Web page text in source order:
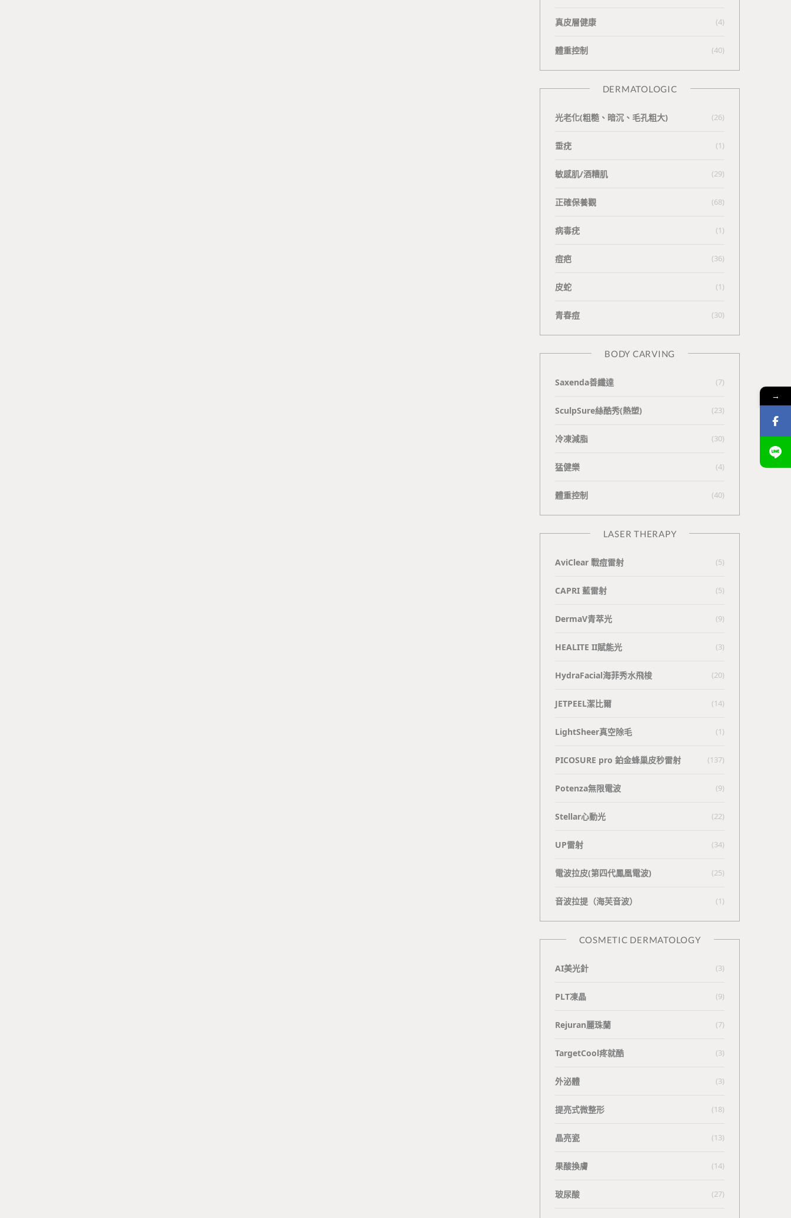
真皮層健康 (4)
體重控制 (40)
DERMATOLOGIC
光老化(粗糙、暗沉、毛孔粗大) (26)
垂疣 (1)
敏感肌/酒糟肌 (29)
正確保養觀 (68)
病毒疣 (1)
痘疤 (36)
皮蛇 (1)
青春痘 (30)
BODY CARVING
Saxenda善纖達 (7)
SculpSure絲酷秀(熱塑) (23)
冷凍減脂 (30)
猛健樂 (4)
體重控制 (40)
LASER THERAPY
AviClear 戰痘雷射 (5)
CAPRI 藍雷射 (5)
DermaV青萃光 (9)
HEALITE II賦能光 (3)
HydraFacial海菲秀水飛梭 (20)
JETPEEL潔比爾 (14)
LightSheer真空除毛 (1)
PICOSURE pro 鉑金蜂巢皮秒雷射 (137)
Potenza無限電波 (9)
Stellar心動光 (22)
UP雷射 (34)
電波拉皮(第四代鳳凰電波) (25)
⾳波拉提（海芙⾳波） (1)
COSMETIC DERMATOLOGY
AI美光針 (3)
PLT凍晶 (9)
Rejuran麗珠蘭 (7)
TargetCool疼就酷 (3)
外泌體 (3)
提亮式微整形 (18)
晶亮瓷 (13)
果酸換膚 (14)
玻尿酸 (27)
→